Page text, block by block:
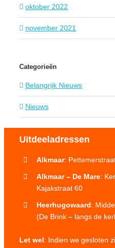
oktober 2022
november 2021
Categorieën
Belangrijk Nieuws
Nieuws
Uitdeeladressen
Alkmaar:
Alkmaar – De Mare:
Kajakstraat 60
Heerhugowaard:
(De Brink – langs de
Let wel: Indien we gesloten